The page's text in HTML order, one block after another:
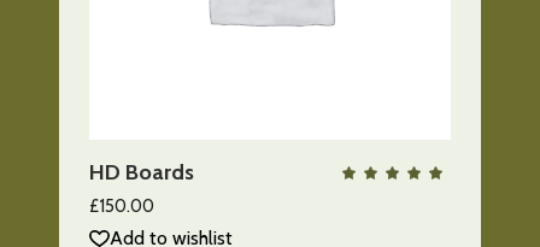
QUICK VIEW
HD Boards
£150.00
Add to wishlist